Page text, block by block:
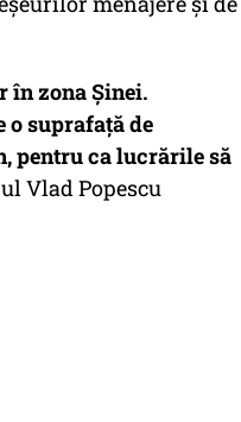
în zona Şinei.
o suprafaţă de
pentru ca lucrările să
Vlad Popescu